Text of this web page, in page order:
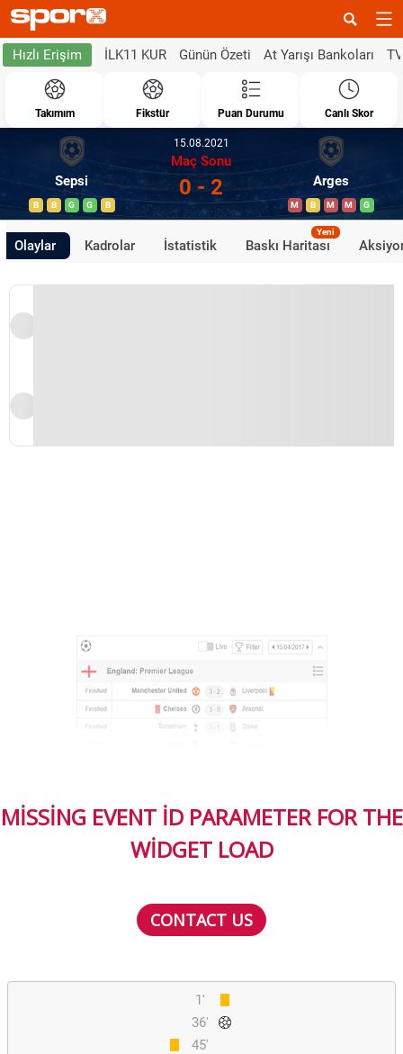
Hızlı Erişim İLK11 KUR Günün Özeti At Yarışı Bankoları
Takımım Fikstür Puan Durumu Canlı Skor
Sepsi
B B G G B
15.08.2021
Maç Sonu
0 - 2 Arges
M B M M G
Olaylar Kadrolar İstatistik Baskı Haritası
Yeni
MISSING EVENT ID PARAMETER FOR THE
WIDGET LOAD
CONTACT US
1'
36'
45'